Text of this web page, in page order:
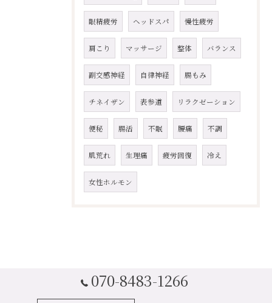
眼精疲労 ヘッドスパ 慢性疲労
肩こり マッサージ 整体 バランス
副交感神経 自律神経 腸もみ
チネイザン 表参道 リラクゼーション
便秘 腸活 不眠 腰痛 不調
肌荒れ 生理痛 疲労回復 冷え
女性ホルモン
070-8483-1266